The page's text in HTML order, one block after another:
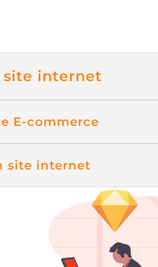
site internet
E-commerce
site internet